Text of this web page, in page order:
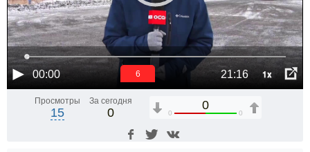
00:00 21:16 1x
6
Просмотры
15
За сегодня
0
0
0 0